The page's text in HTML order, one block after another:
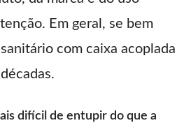
Em geral, se bem
com caixa acoplada
difícil de entupir do que a